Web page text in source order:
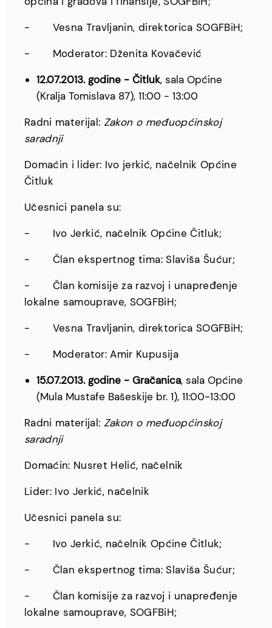
- Vesna Travljanin, direktorica SOGFBiH;
- Moderator: Dženita Kovačević
12.07.2013. godine - Čitluk, sala Općine
(Kralja Tomislava 87), 11:00 - 13:00
Radni materijal: Zakon o međuopćinskoj
saradnji
Domaćin i lider: Ivo jerkić, načelnik Općine
Čitluk
Učesnici panela su:
- Ivo Jerkić, načelnik Općine Čitluk;
- Član ekspertnog tima: Slaviša Šućur;
- Član komisije za razvoj i unapređenje
lokalne samouprave, SOGFBiH;
- Vesna Travljanin, direktorica SOGFBiH;
- Moderator: Amir Kupusija
15.07.2013. godine - Gračanica, sala Općine
(Mula Mustafe Bašeskije br. 1), 11:00-13:00
Radni materijal: Zakon o međuopćinskoj
saradnji
Domaćin: Nusret Helić, načelnik
Lider: Ivo Jerkić, načelnik
Učesnici panela su:
- Ivo Jerkić, načelnik Općine Čitluk;
- Član ekspertnog tima: Slaviša Šućur;
- Član komisije za razvoj i unapređenje
lokalne samouprave, SOGFBiH;